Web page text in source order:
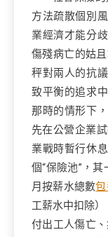
方法疏散個別
業經濟才能分
傷殘病亡的姑
秤對兩人的抗
致平衡的追求
那時的情形下
先在公營企業
業戰時暫行休
個“保險池”，
月按薪水總數
工薪水中扣除）
付出工人傷亡